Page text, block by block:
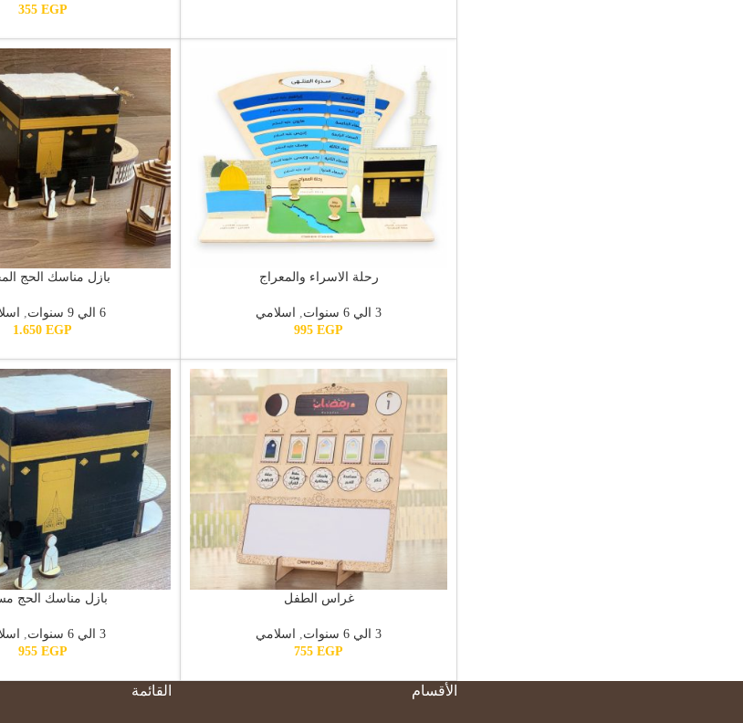
355 EGP
رحلة الاسراء والمعراج
3 الي 6 سنوات ,
اسلامي
995EGP
بازل مناسك الحج
6 الي 9 سنوات ,
1.650EGP
غراس الطفل
3 الي 6 سنوات
اسلامي
755EGP
بازل مناسك الحج
3 الي 6 سنوات
955 EGP
الأقسام القائمة